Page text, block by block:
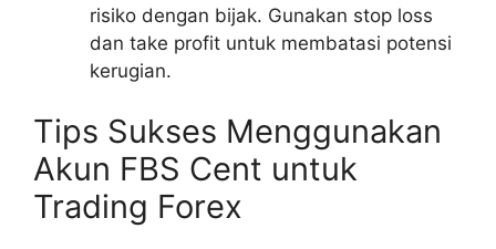
risiko dengan bijak. Gunakan stop loss
dan take profit untuk membatasi potensi
kerugian.
Tips Sukses Menggunakan
Akun FBS Cent untuk
Trading Forex